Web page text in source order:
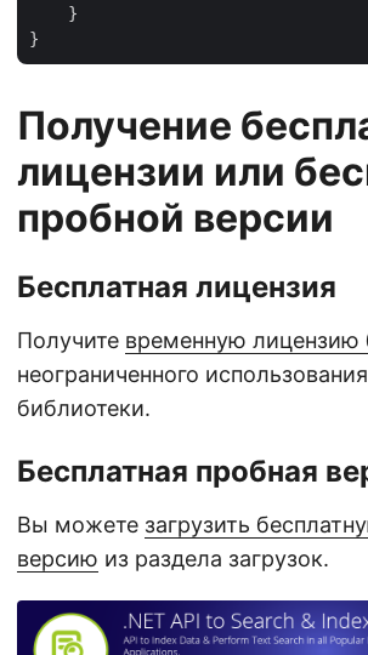
    }
Получение
лицензии или
пробной версии
Бесплатная лицензия
Получите временную лицензию
неограниченного
библиотеки.
Бесплатная пробная
Вы можете загрузить
версию из раздела загрузок.